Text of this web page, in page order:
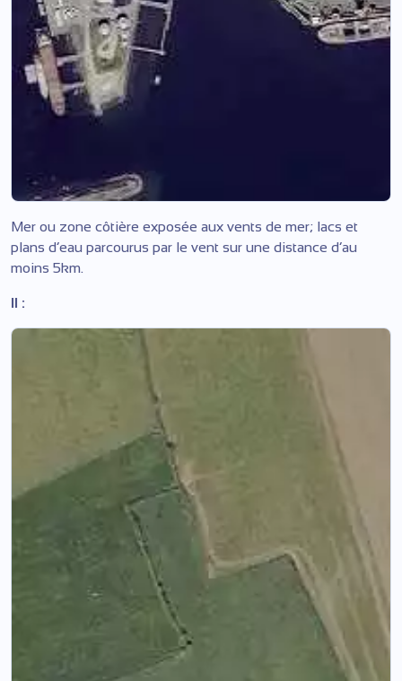
Mer ou zone côtière exposée aux vents de mer; lacs et
plans d’eau parcourus par le vent sur une distance d’au
moins 5km.
II :